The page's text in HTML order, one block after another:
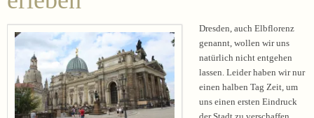
Dresden, auch Elbflorenz
genannt, wollen wir uns
natürlich nicht entgehen
lassen. Leider haben wir nur
einen halben Tag Zeit, um
uns einen ersten Eindruck